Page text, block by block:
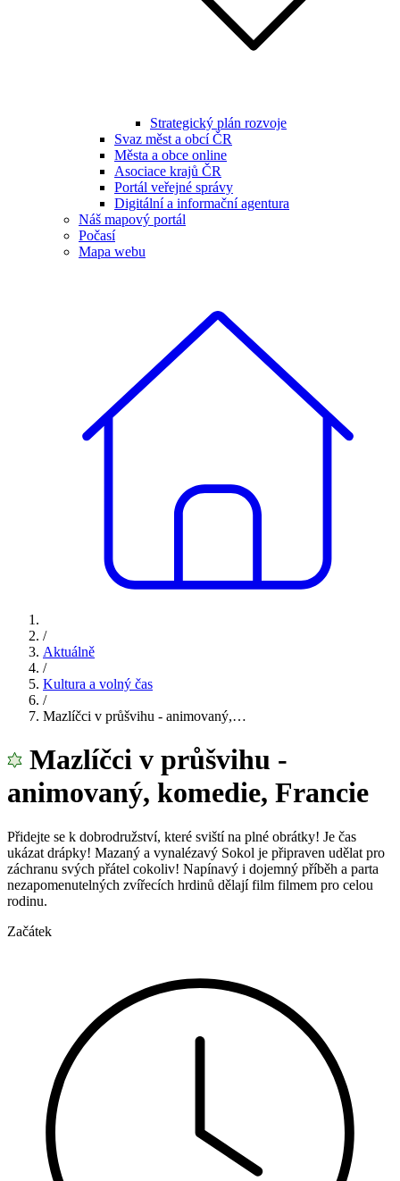
Strategický plán rozvoje
Svaz měst a obcí ČR
Města a obce online
Asociace krajů ČR
Portál veřejné správy
Digitální a informační agentura
Náš mapový portál
Počasí
Mapa webu
/
Aktuálně
/
Kultura a volný čas
/
Mazlíčci v průšvihu - animovaný,…
Mazlíčci v průšvihu -
animovaný, komedie, Francie
Přidejte se k dobrodružství, které sviští na plné obrátky! Je čas
ukázat drápky! Mazaný a vynalézavý Sokol je připraven udělat pro
záchranu svých přátel cokoliv! Napínavý i dojemný příběh a parta
nezapomenutelných zvířecích hrdinů dělají film filmem pro celou
rodinu.
Začátek